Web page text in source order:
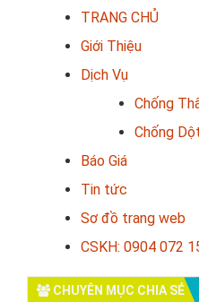
TRANG CHỦ
Giới Thiệu
Dịch Vụ
Chống
Chống
Báo Giá
Tin tức
Sơ đồ trang web
CSKH: 0904 072
CHUYÊN MỤC CHIA SẺ